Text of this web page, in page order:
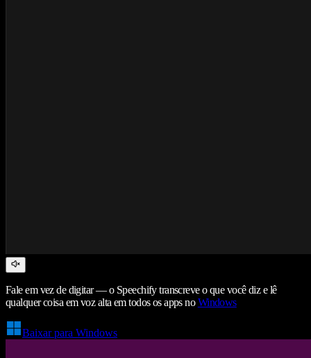
Fale em vez de digitar — o Speechify transcreve o que você diz e lê
qualquer coisa em voz alta em todos os apps noWindows
Baixar para Windows